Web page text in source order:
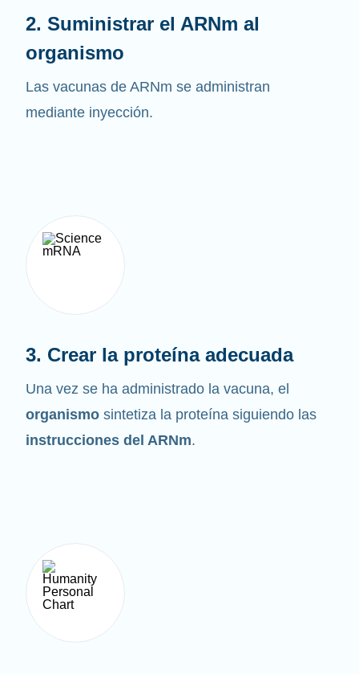
2. Suministrar el ARNm al
organismo
Las vacunas de ARNm se administran
mediante inyección.
3. Crear la proteína adecuada
Una vez se ha administrado la vacuna, el
organismo sintetiza la proteína siguiendo las
instrucciones del ARNm.